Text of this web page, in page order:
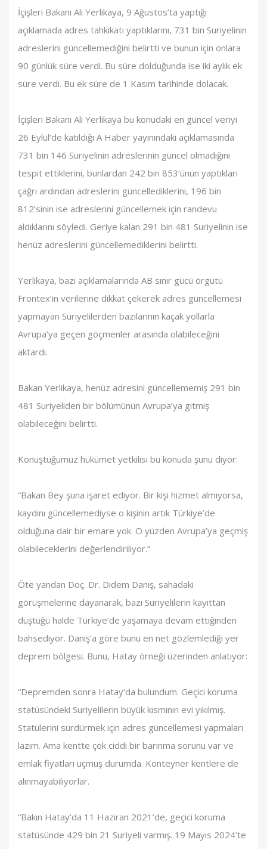
İçişleri Bakanı Ali Yerlikaya, 9 Ağustos’ta yaptığı
açıklamada adres tahkikatı yaptıklarını, 731 bin Suriyelinin
adreslerini güncellemediğini belirtti ve bunun için onlara
90 günlük süre verdi. Bu süre dolduğunda ise iki aylık ek
süre verdi. Bu ek süre de 1 Kasım tarihinde dolacak.
İçişleri Bakanı Ali Yerlikaya bu konudaki en güncel veriyi
26 Eylül’de katıldığı A Haber yayınındaki açıklamasında
731 bin 146 Suriyelinin adreslerinin güncel olmadığını
tespit ettiklerini, bunlardan 242 bin 853’ünün yaptıkları
çağrı ardından adreslerini güncellediklerini, 196 bin
812’sinin ise adreslerini güncellemek için randevu
aldıklarını söyledi. Geriye kalan 291 bin 481 Suriyelinin ise
henüz adreslerini güncellemediklerini belirtti.
Yerlikaya, bazı açıklamalarında AB sınır gücü örgütü
Frontex’in verilerine dikkat çekerek adres güncellemesi
yapmayan Suriyelilerden bazılarının kaçak yollarla
Avrupa’ya geçen göçmenler arasında olabileceğini
aktardı.
Bakan Yerlikaya, henüz adresini güncellememiş 291 bin
481 Suriyeliden bir bölümünün Avrupa’ya gitmiş
olabileceğini belirtti.
Konuştuğumuz hükümet yetkilisi bu konuda şunu diyor:
“Bakan Bey şuna işaret ediyor. Bir kişi hizmet almıyorsa,
kaydını güncellemediyse o kişinin artık Türkiye’de
olduğuna dair bir emare yok. O yüzden Avrupa’ya geçmiş
olabileceklerini değerlendiriliyor.”
Öte yandan Doç. Dr. Didem Danış, sahadaki
görüşmelerine dayanarak, bazı Suriyelilerin kayıttan
düştüğü halde Türkiye’de yaşamaya devam ettiğinden
bahsediyor. Danış’a göre bunu en net gözlemlediği yer
deprem bölgesi. Bunu, Hatay örneği üzerinden anlatıyor:
“Depremden sonra Hatay’da bulundum. Geçici koruma
statüsündeki Suriyelilerin büyük kısmının evi yıkılmış.
Statülerini sürdürmek için adres güncellemesi yapmaları
lazım. Ama kentte çok ciddi bir barınma sorunu var ve
emlak fiyatları uçmuş durumda. Konteyner kentlere de
alınmayabiliyorlar.
“Bakın Hatay’da 11 Haziran 2021’de, geçici koruma
statüsünde 429 bin 21 Suriyeli varmış. 19 Mayıs 2024’te